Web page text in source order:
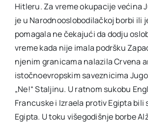
Hitleru. Za vreme okupacije većina
je u Narodnooslobodilačkoj borbi ili
pomagala ne čekajući da dodju
vreme kada nije imala podršku
njenim granicama nalazila Crvena
istočnoevropskim saveznicima
„Ne!“ Staljinu. U ratnom sukobu
Francuske i Izraela protiv Egipta bili
Egipta. U toku višegodišnje borbe